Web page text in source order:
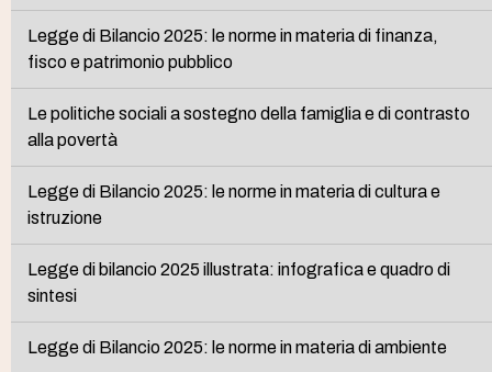
Legge di Bilancio 2025: le norme in materia di finanza,
fisco e patrimonio pubblico
Le politiche sociali a sostegno della famiglia e di contrasto
alla povertà
Legge di Bilancio 2025: le norme in materia di cultura e
istruzione
Legge di bilancio 2025 illustrata: infografica e quadro di
sintesi
Legge di Bilancio 2025: le norme in materia di ambiente